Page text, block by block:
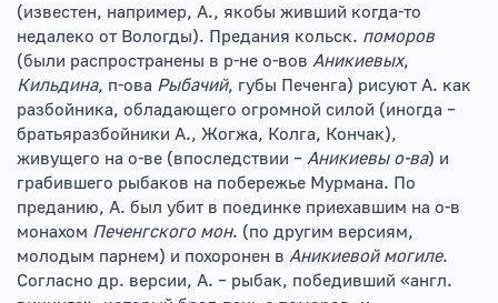
(известен, например, А., якобы живший когда-то
недалеко от Вологды). Предания кольск. поморов
(были распространены в р-не о-вов Аникиевых,
Кильдина, п-ова Рыбачий, губы Печенга) рисуют А. как
разбойника, обладающего огромной силой (иногда –
братьяразбойники А., Жогжа, Колга, Кончак),
живущего на о-ве (впоследствии – Аникиевы о-ва) и
грабившего рыбаков на побережье Мурмана. По
преданию, А. был убит в поединке приехавшим на о-в
монахом Печенгского мон. (по другим версиям,
молодым парнем) и похоронен в Аникиевой могиле.
Согласно др. версии, А. – рыбак, победивший «англ.